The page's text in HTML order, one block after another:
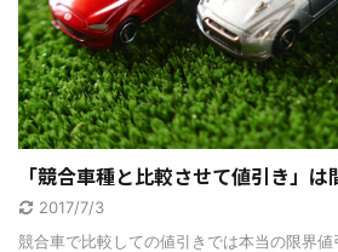
「競合車種と比較させて値引き」は
2017/7/3
競合車で比較しての値引きでは本当の限界